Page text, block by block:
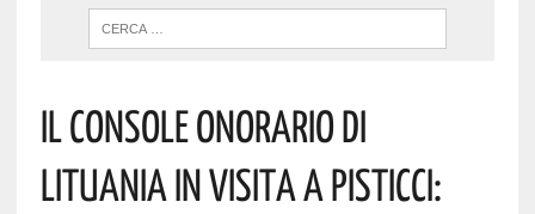
Il Console Onorario Di
Lituania In Visita A Pisticci: